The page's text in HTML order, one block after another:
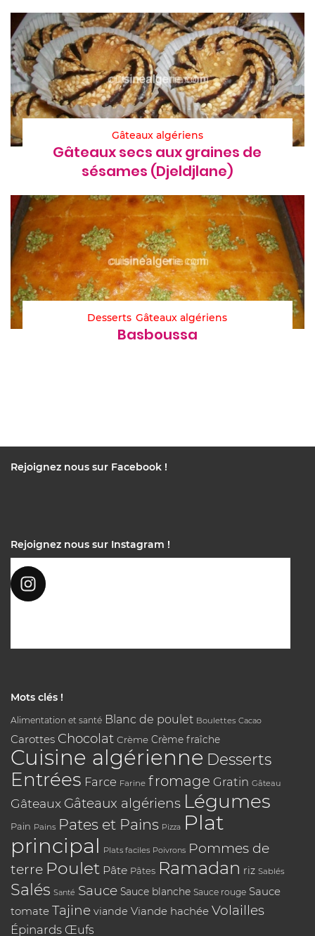
Gâteaux algériens
Gâteaux secs aux graines de
sésames (Djeldjlane)
Desserts Gâteaux algériens
Basboussa
Rejoignez nous sur Facebook !
Rejoignez nous sur Instagram !
Mots clés !
Alimentation et santé Blanc de poulet Boulettes Cacao
Carottes Chocolat Crème Crème fraîche
Cuisine algérienne Desserts
Entrées Farce Farine fromage Gratin Gâteau
Gâteaux Gâteaux algériens Légumes
Pain Pains Pates et Pains Pizza Plat
principal Plats faciles Poivrons Pommes de
terre Poulet Pâte Pâtes Ramadan riz Sablés
Salés Santé Sauce Sauce blanche Sauce rouge Sauce
tomate Tajine viande Viande hachée Volailles
Épinards Œufs